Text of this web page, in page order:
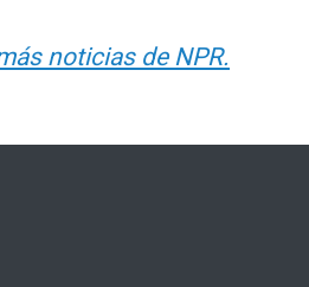
noticias de NPR.